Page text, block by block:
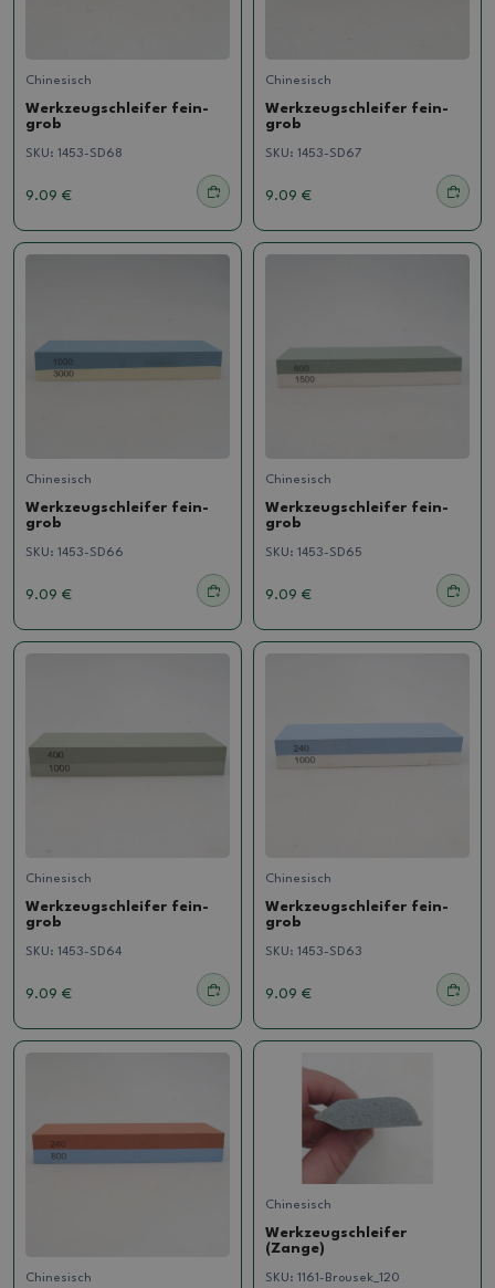
Chinesisch
Werkzeugschleifer fein-
grob
SKU: 1453-SD68
9.09 €
Chinesisch
Werkzeugschleifer fein-
grob
SKU: 1453-SD67
9.09 €
Chinesisch
Werkzeugschleifer fein-
grob
SKU: 1453-SD66
9.09 €
Chinesisch
Werkzeugschleifer fein-
grob
SKU: 1453-SD65
9.09 €
Chinesisch
Werkzeugschleifer fein-
grob
SKU: 1453-SD64
9.09 €
Chinesisch
Werkzeugschleifer fein-
grob
SKU: 1453-SD63
9.09 €
Chinesisch
Chinesisch
Werkzeugschleifer
(Zange)
SKU: 1161-Brousek_120